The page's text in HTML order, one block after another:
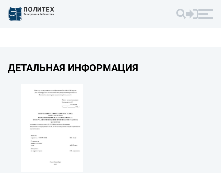
ДЕТАЛЬНАЯ ИНФОРМАЦИЯ